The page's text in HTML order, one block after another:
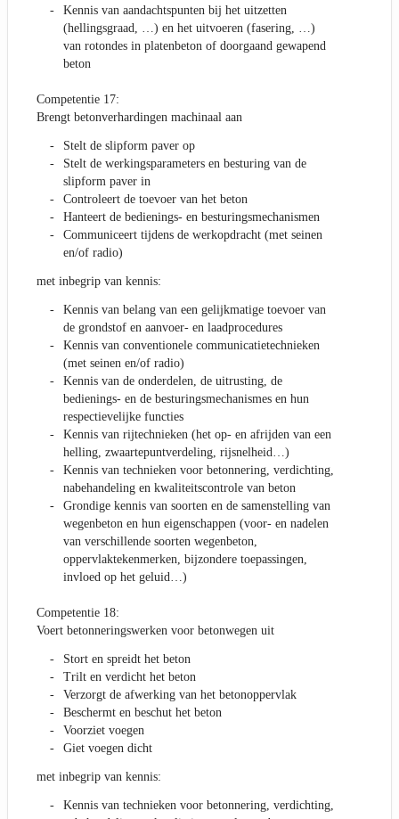
Kennis van aandachtspunten bij het uitzetten
(hellingsgraad, …) en het uitvoeren (fasering, …)
van rotondes in platenbeton of doorgaand gewapend
beton
Competentie 17:
Brengt betonverhardingen machinaal aan
Stelt de slipform paver op
Stelt de werkingsparameters en besturing van de
slipform paver in
Controleert de toevoer van het beton
Hanteert de bedienings- en besturingsmechanismen
Communiceert tijdens de werkopdracht (met seinen
en/of radio)
met inbegrip van kennis:
Kennis van belang van een gelijkmatige toevoer van
de grondstof en aanvoer- en laadprocedures
Kennis van conventionele communicatietechnieken
(met seinen en/of radio)
Kennis van de onderdelen, de uitrusting, de
bedienings- en de besturingsmechanismes en hun
respectievelijke functies
Kennis van rijtechnieken (het op- en afrijden van een
helling, zwaartepuntverdeling, rijsnelheid…)
Kennis van technieken voor betonnering, verdichting,
nabehandeling en kwaliteitscontrole van beton
Grondige kennis van soorten en de samenstelling van
wegenbeton en hun eigenschappen (voor- en nadelen
van verschillende soorten wegenbeton,
oppervlaktekenmerken, bijzondere toepassingen,
invloed op het geluid…)
Competentie 18:
Voert betonneringswerken voor betonwegen uit
Stort en spreidt het beton
Trilt en verdicht het beton
Verzorgt de afwerking van het betonoppervlak
Beschermt en beschut het beton
Voorziet voegen
Giet voegen dicht
met inbegrip van kennis:
Kennis van technieken voor betonnering, verdichting,